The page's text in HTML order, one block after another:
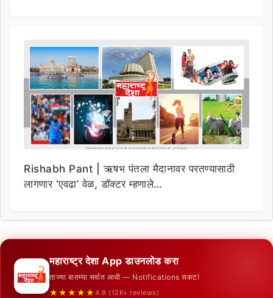
Rishabh Pant | ऋषभ पंतला मैदानावर परतण्यासाठी
लागणार ‘एवढा’ वेळ, डॉक्टर म्हणाले…
महाराष्ट्र देशा App डाउनलोड करा
ताज्या बातम्या सर्वात आधी — Notifications सकट!
★★★★★ 4.8 (12K+ reviews)